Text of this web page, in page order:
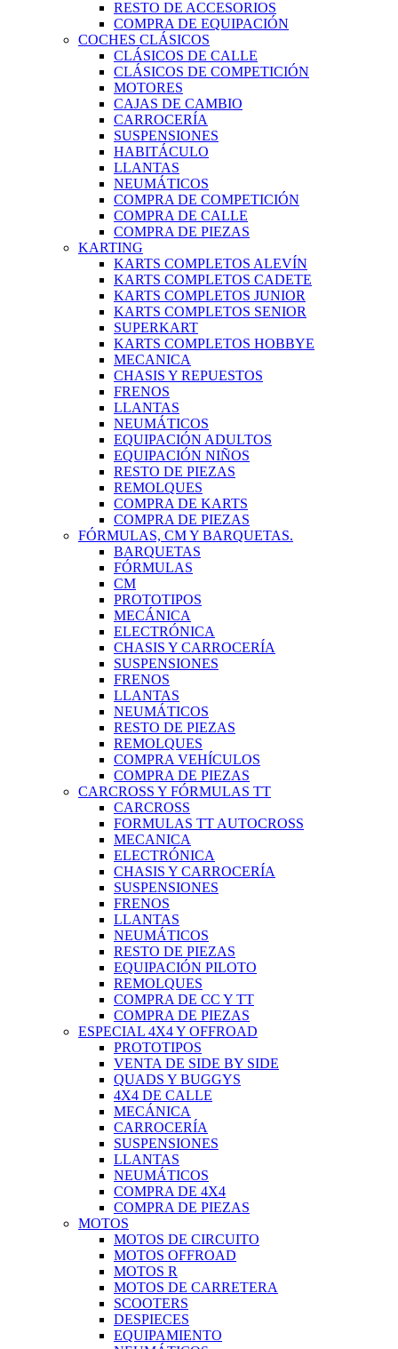
RESTO DE ACCESORIOS
COMPRA DE EQUIPACIÓN
COCHES CLÁSICOS
CLÁSICOS DE CALLE
CLÁSICOS DE COMPETICIÓN
MOTORES
CAJAS DE CAMBIO
CARROCERÍA
SUSPENSIONES
HABITÁCULO
LLANTAS
NEUMÁTICOS
COMPRA DE COMPETICIÓN
COMPRA DE CALLE
COMPRA DE PIEZAS
KARTING
KARTS COMPLETOS ALEVÍN
KARTS COMPLETOS CADETE
KARTS COMPLETOS JUNIOR
KARTS COMPLETOS SENIOR
SUPERKART
KARTS COMPLETOS HOBBYE
MECANICA
CHASIS Y REPUESTOS
FRENOS
LLANTAS
NEUMÁTICOS
EQUIPACIÓN ADULTOS
EQUIPACIÓN NIÑOS
RESTO DE PIEZAS
REMOLQUES
COMPRA DE KARTS
COMPRA DE PIEZAS
FÓRMULAS, CM Y BARQUETAS.
BARQUETAS
FÓRMULAS
CM
PROTOTIPOS
MECÁNICA
ELECTRÓNICA
CHASIS Y CARROCERÍA
SUSPENSIONES
FRENOS
LLANTAS
NEUMÁTICOS
RESTO DE PIEZAS
REMOLQUES
COMPRA VEHÍCULOS
COMPRA DE PIEZAS
CARCROSS Y FÓRMULAS TT
CARCROSS
FORMULAS TT AUTOCROSS
MECANICA
ELECTRÓNICA
CHASIS Y CARROCERÍA
SUSPENSIONES
FRENOS
LLANTAS
NEUMÁTICOS
RESTO DE PIEZAS
EQUIPACIÓN PILOTO
REMOLQUES
COMPRA DE CC Y TT
COMPRA DE PIEZAS
ESPECIAL 4X4 Y OFFROAD
PROTOTIPOS
VENTA DE SIDE BY SIDE
QUADS Y BUGGYS
4X4 DE CALLE
MECÁNICA
CARROCERÍA
SUSPENSIONES
LLANTAS
NEUMÁTICOS
COMPRA DE 4X4
COMPRA DE PIEZAS
MOTOS
MOTOS DE CIRCUITO
MOTOS OFFROAD
MOTOS R
MOTOS DE CARRETERA
SCOOTERS
DESPIECES
EQUIPAMIENTO